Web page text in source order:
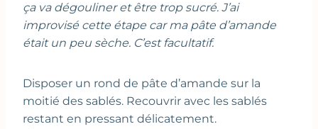
ça va dégouliner et être trop sucré. J’ai
improvisé cette étape car ma pâte d’amande
était un peu sèche. C’est facultatif.
Disposer un rond de pâte d’amande sur la
moitié des sablés. Recouvrir avec les sablés
restant en pressant délicatement.